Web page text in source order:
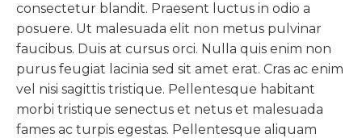
consectetur blandit. Praesent luctus in odio a
posuere. Ut malesuada elit non metus pulvinar
faucibus. Duis at cursus orci. Nulla quis enim non
purus feugiat lacinia sed sit amet erat. Cras ac enim
vel nisi sagittis tristique. Pellentesque habitant
morbi tristique senectus et netus et malesuada
fames ac turpis egestas. Pellentesque aliquam